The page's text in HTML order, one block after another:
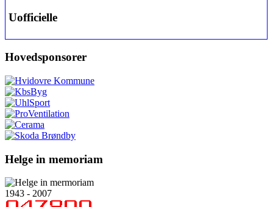
Uofficielle
Hovedsponsorer
Helge in memoriam
1943 - 2007